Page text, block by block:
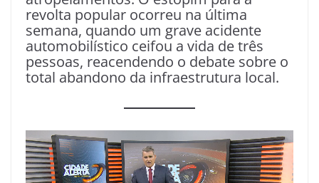
revolta popular ocorreu na última
semana, quando um grave acidente
automobilístico ceifou a vida de três
pessoas, reacendendo o debate sobre o
total abandono da infraestrutura local.